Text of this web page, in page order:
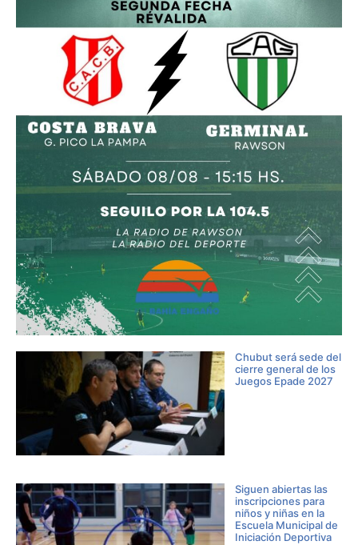
Chubut será sede del
cierre general de los
Juegos Epade 2027
Siguen abiertas las
inscripciones para
niños y niñas en la
Escuela Municipal de
Iniciación Deportiva